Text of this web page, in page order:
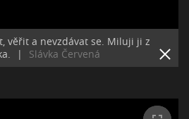
věřit a nevzdávat se. Miluji ji z
| Slávka Červená